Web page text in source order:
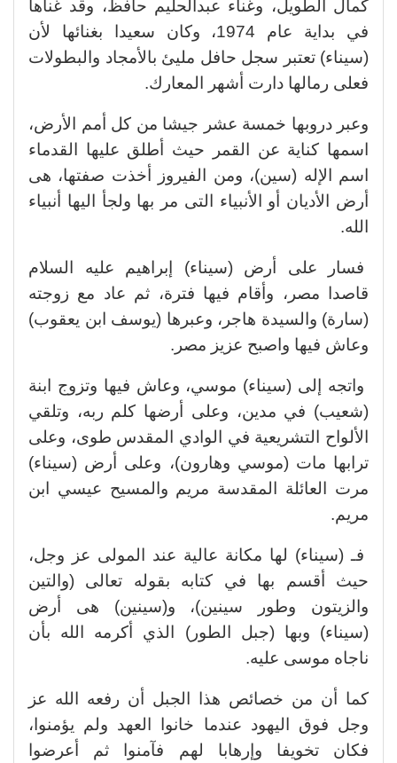
كمال الطويل، وغناء عبدالحليم حافظ، وقد غناها
في بداية عام 1974، وكان سعيدا بغنائها لأن
(سيناء) تعتبر سجل حافل مليئ بالأمجاد والبطولات
فعلى رمالها دارت أشهر المعارك.
وعبر دروبها خمسة عشر جيشا من كل أمم الأرض،
اسمها كناية عن القمر حيث أطلق عليها القدماء
اسم الإله (سين)، ومن الفيروز أخذت صفتها، هى
أرض الأديان أو الأنبياء التى مر بها ولجأ اليها أنبياء
الله.
فسار على أرض (سيناء) إبراهيم عليه السلام
قاصدا مصر، وأقام فيها فترة، ثم عاد مع زوجته
(سارة) والسيدة هاجر، وعبرها (يوسف ابن يعقوب)
وعاش فيها واصبح عزيز مصر.
واتجه إلى (سيناء) موسي، وعاش فيها وتزوج ابنة
(شعيب) في مدين، وعلى أرضها كلم ربه، وتلقي
الألواح التشريعية في الوادي المقدس طوى، وعلى
ترابها مات (موسي وهارون)، وعلى أرض (سيناء)
مرت العائلة المقدسة مريم والمسيح عيسي ابن
مريم.
فـ (سيناء) لها مكانة عالية عند المولى عز وجل،
حيث أقسم بها في كتابه بقوله تعالى (والتين
والزيتون وطور سينين)، و(سينين) هى أرض
(سيناء) وبها (جبل الطور) الذي أكرمه الله بأن
ناجاه موسى عليه.
كما أن من خصائص هذا الجبل أن رفعه الله عز
وجل فوق اليهود عندما خانوا العهد ولم يؤمنوا،
فكان تخويفا وإرهابا لهم فآمنوا ثم أعرضوا